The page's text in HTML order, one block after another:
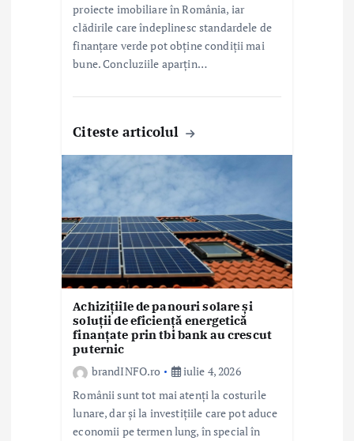
proiecte imobiliare în România, iar
clădirile care îndeplinesc standardele de
finanțare verde pot obține condiții mai
bune. Concluziile aparțin…
Citeste articolul
Achizițiile de panouri solare și
soluții de eficiență energetică
finanțate prin tbi bank au crescut
puternic
brandINFO.ro
iulie 4, 2026
Românii sunt tot mai atenți la costurile
lunare, dar și la investițiile care pot aduce
economii pe termen lung, în special în